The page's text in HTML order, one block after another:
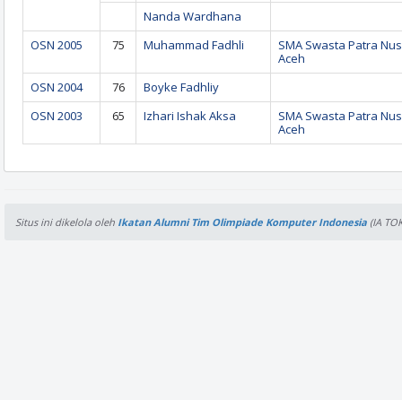
Nanda Wardhana
OSN 2005
75 Muhammad Fadhli
SMA Swasta Patra
Aceh
OSN 2004
76
Boyke Fadhliy
OSN 2003
65 Izhari Ishak Aksa
SMA Swasta Patra
Aceh
Situs ini dikelola oleh Ikatan Alumni Tim Olimpiade Komputer Indonesia (IA